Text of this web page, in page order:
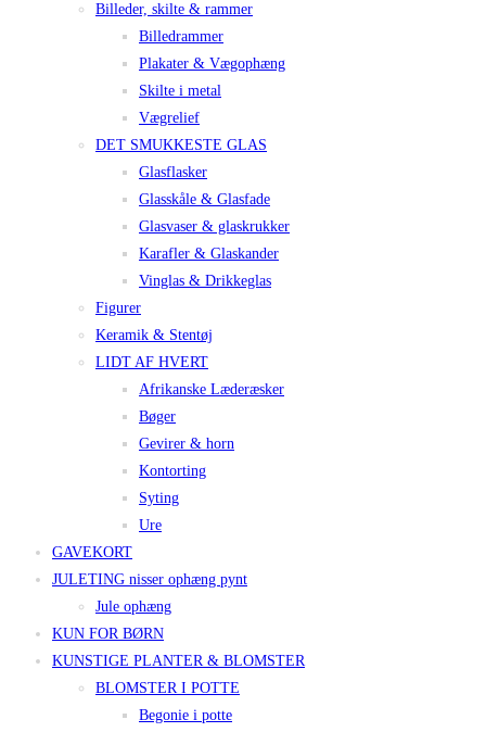
Billeder, skilte & rammer
Billedrammer
Plakater & Vægophæng
Skilte i metal
Vægrelief
DET SMUKKESTE GLAS
Glasflasker
Glasskåle & Glasfade
Glasvaser & glaskrukker
Karafler & Glaskander
Vinglas & Drikkeglas
Figurer
Keramik & Stentøj
LIDT AF HVERT
Afrikanske Læderæsker
Bøger
Gevirer & horn
Kontorting
Syting
Ure
GAVEKORT
JULETING nisser ophæng pynt
Jule ophæng
KUN FOR BØRN
KUNSTIGE PLANTER & BLOMSTER
BLOMSTER I POTTE
Begonie i potte